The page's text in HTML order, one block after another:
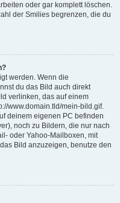
oder gar komplett löschen.
der Smilies begrenzen, die du
werden. Wenn die
du das Bild auch direkt
verlinken, das auf einem
www.domain.tld/mein-bild.gif.
deinem eigenen PC befinden
noch zu Bildern, die nur nach
oder Yahoo-Mailboxen, mit
Bild anzuzeigen, benutze den